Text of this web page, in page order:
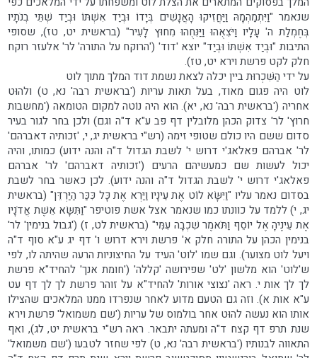
שנאמר "וַיִּתְמַהְמָהּ וַיַּחֲזִיקוּ הָאֲנָשִׁים בְּיָדוֹ וּבְיַד אִשְׁתּוֹ וּבְיַד שְׁתֵּי בְנֹתָיו
בְּחֶמְלַת ה' עָלָיו וַיֹּצִאֻהוּ וַיַּנִּחֻהוּ מִחוּץ לָעִיר" (בראשית יט, טז), שסופי
התיבות "וּבְיַד אִשְׁתּוֹ וּבְיַד" יוצא 'דוד' ('הרוקח על התורה' לר' אלעזר רוקח
חלק לקט פרשת וירא יט, טז).
על ידי הַשִּׁכְרוּת ביין יכלה לצאת נשמת דוד המלך מתוך לוט
לוט היה פגום מאוד, בעל תאות עריות ('בראשית רבה' נא, ט) ולהוּט
אחריה ('בראשית רבה' נא, יא). הוא היה נוֹטה למקום הטומאה ('מחשבות
חרוץ' לר' צדוק הכהן מלובלין דף פב ע"א ד"ה וגם) ולכן בחר לגור בעיר
סדום ששם היו כולם שטופי זימה (רש"י בראשית יג, י, 'זכותיה דאברהם'
לר' אברהם פאלאג'י דרוש י' לשבת הגדול ד"ה והנה ידוע) כמותו, והיה
יכול לעשות שם כמעשיהם הרעים ('זכותיה דאברהם' לר' אברהם
פאלאג'י דרוש י' לשבת הגדול ד"ה והנה ידוע). לכן כאשר בחר לשבת
בסדום נאמר עליו "וַיִּשָּׂא לוֹט אֶת עֵינָיו וַיַּרְא אֶת כָּל כִּכַּר הַיַּרְדֵּן" (בראשית
יג, י) ללמד על כוונתו כמו שנאמר אצל אשת פוטיפר "וַתִּשָּׂא אֵשֶׁת אֲדֹנָיו
אֶת עֵינֶיהָ אֶל יוֹסֵף וַתֹּאמֶר שִׁכְבָה עִמִּי" (בראשית לט, ז) ('גבול בנימין' לר'
בנימין הכהן על התורה חלק א' פרשת וירא דרוש ו' דף יג ע"א סוף ד"ה
ויעל לוט מצוער). וגם שמו 'לוט' העיד על החיצוניות הרעה שהיתה לו, לפי
ש'לוט' הוא מלשון 'לט' שפירושה 'קללה' ('חומת אנך' להחיד"א פרשת
לך לך אות י. ראה 'נצוצי אורות' להחיד"א על זוהר פרשת לך לך דף עט
ע"א אות א). וזה גם הטעם מדוע לאחר שנפרדו ממנו המלאכים שהצילו
אותו הוא נעשה להוּט אחר בולמוס של עריות ('שם משמואל' פרשת וירא
שנת תרפ דף קצח ד"ה ומעתה יתבאר. ראה רש"י בראשית יט, לג), ואף
התאווה לבנותיו ('בראשית רבה' נא, ט) לפי שחזר לטבעו ('שם משמואל'